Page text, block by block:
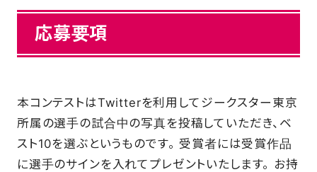
応募要項
本コンテストはTwitterを利用してジークスター東京
所属の選手の試合中の写真を投稿していただき、ベ
スト10を選ぶというものです。 受賞者には受賞作品
に選手のサインを入れてプレゼントいたします。 お持